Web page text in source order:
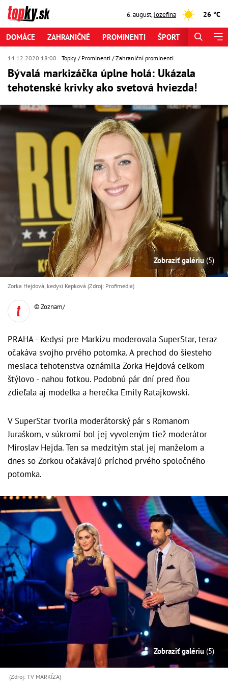
6. august,Jozefína 26 °C
DOMÁCE ZAHRANIČNÉ PROMINENTI ŠPORT
14.12.2020 18:00 Topky Prominenti Zahraniční prominenti
Bývalá markizáčka úplne holá: Ukázala
tehotenské krivky ako svetová hviezda!
Zobraziť galériu (5)
Zorka Hejdová, kedysi Kepková (Zdroj: Profimedia)
© Zoznam/
PRAHA - Kedysi pre Markízu moderovala SuperStar, teraz
očakáva svojho prvého potomka. A prechod do šiesteho
mesiaca tehotenstva oznámila Zorka Hejdová celkom
štýlovo - nahou fotkou. Podobnú pár dní pred ňou
zdieľala aj modelka a herečka Emily Ratajkowski.
V SuperStar tvorila moderátorský pár s Romanom
Juraškom, v súkromí bol jej vyvoleným tiež moderátor
Miroslav Hejda. Ten sa medzitým stal jej manželom a
dnes so Zorkou očakávajú príchod prvého spoločného
potomka.
Zobraziť galériu (5)
(Zdroj: TV MARKÍZA)